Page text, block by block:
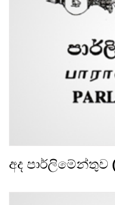
අද පාර්ලිමේන්තුව